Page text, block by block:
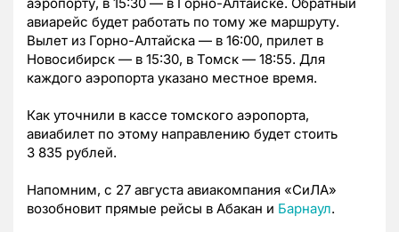
аэропорту, в 15:30 — в Горно-Алтайске. Обратный
авиарейс будет работать по тому же маршруту.
Вылет из Горно-Алтайска — в 16:00, прилет в
Новосибирск — в 15:30, в Томск — 18:55. Для
каждого аэропорта указано местное время.
Как уточнили в кассе томского аэропорта,
авиабилет по этому направлению будет стоить
3 835 рублей.
Напомним, с 27 августа авиакомпания «СиЛА»
возобновит прямые рейсы в Абакан и Барнаул.